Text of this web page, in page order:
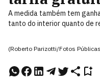
A medida também tem
tanto do interior quanto de
(Roberto Parizotti/Fotos